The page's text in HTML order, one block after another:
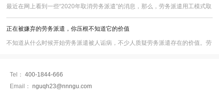
最近在网上看到一些“2020年取消劳务派遣”的消息，那么，劳务派遣用工模式取
消会有什么影响，会在2020年被取消吗？劳务派遣主要涉及到三方的关系，分
别是劳务派遣公司、用工单位以及劳动者，如果劳务派遣被取消，影响最大的无
疑是这三者。
正在被嫌弃的劳务派遣，你压根不知道它的价值
不知道从什么时候开始劳务派遣被人诟病，不少人质疑劳务派遣存在的价值。劳
Tel： 400-1844-666
Email： nguqh23@nnngu.com